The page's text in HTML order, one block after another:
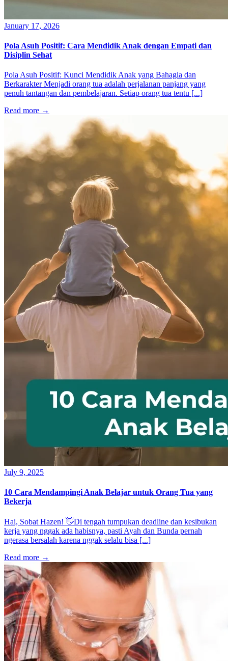
January 17, 2026
Pola Asuh Positif: Cara Mendidik Anak dengan Empati dan
Disiplin Sehat
Pola Asuh Positif: Kunci Mendidik Anak yang Bahagia dan
Berkarakter Menjadi orang tua adalah perjalanan panjang yang
penuh tantangan dan pembelajaran. Setiap orang tua tentu [...]
Read more →
July 9, 2025
10 Cara Mendampingi Anak Belajar untuk Orang Tua yang
Bekerja
Hai, Sobat Hazen! 👋Di tengah tumpukan deadline dan kesibukan
kerja yang nggak ada habisnya, pasti Ayah dan Bunda pernah
ngerasa bersalah karena nggak selalu bisa [...]
Read more →